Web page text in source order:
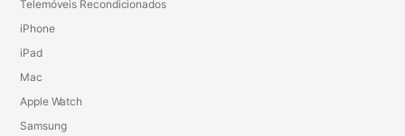
Telemóveis Recondicionados
iPhone
iPad
Mac
Apple Watch
Samsung